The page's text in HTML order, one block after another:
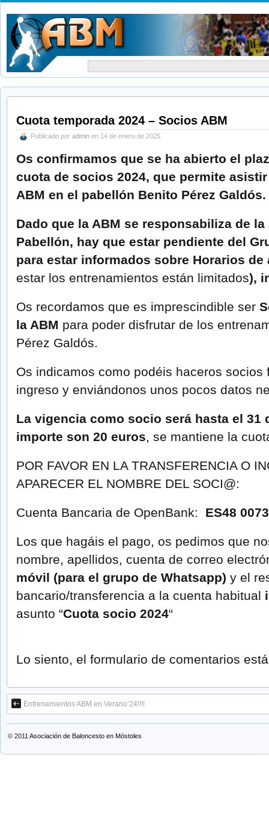
Cuota temporada 2024 – Socios ABM
Publicado por admin en 14 de enero de 2025
Os confirmamos que se ha abierto el
cuota de socios 2024, que permite
ABM en el pabellón Benito Pérez Galdós.
Dado que la ABM se responsabiliza de
Pabellón, hay que estar pendiente del
para estar informados sobre Horarios
estar los entrenamientos están limitados),
Os recordamos que es imprescindible ser
la ABM para poder disfrutar de los
Pérez Galdós.
Os indicamos como podéis haceros
ingreso y enviándonos unos pocos datos
La vigencia como socio será hasta el 31
importe son 20 euros, se mantiene la
POR FAVOR EN LA TRANSFERENCIA O
APARECER EL NOMBRE DEL SOCI@:
Cuenta Bancaria de OpenBank: ES48
Los que hagáis el pago, os pedimos que
nombre, apellidos, cuenta de correo
móvil (para el grupo de Whatsapp) y el
bancario/transferencia a la cuenta habitual
asunto “Cuota socio 2024“
Lo siento, el formulario de comentarios
Entrenamientos ABM en Verano’24!!!!
© 2011 Asociación de Baloncesto en Móstoles